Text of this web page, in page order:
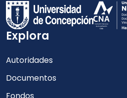
Explora
Autoridades
Documentos